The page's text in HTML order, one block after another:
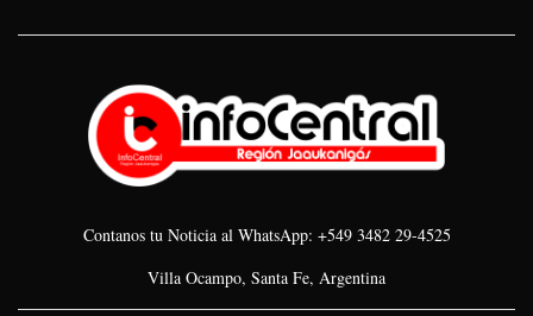
Contanos tu Noticia al WhatsApp: +549 3482 29-4525
Villa Ocampo, Santa Fe, Argentina